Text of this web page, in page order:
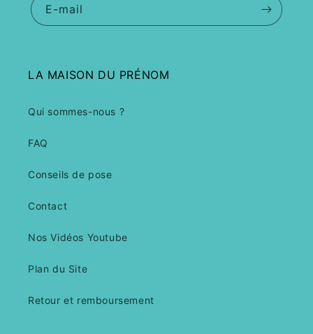
E-mail
LA MAISON DU PRÉNOM
Qui sommes-nous ?
FAQ
Conseils de pose
Contact
Nos Vidéos Youtube
Plan du Site
Retour et remboursement